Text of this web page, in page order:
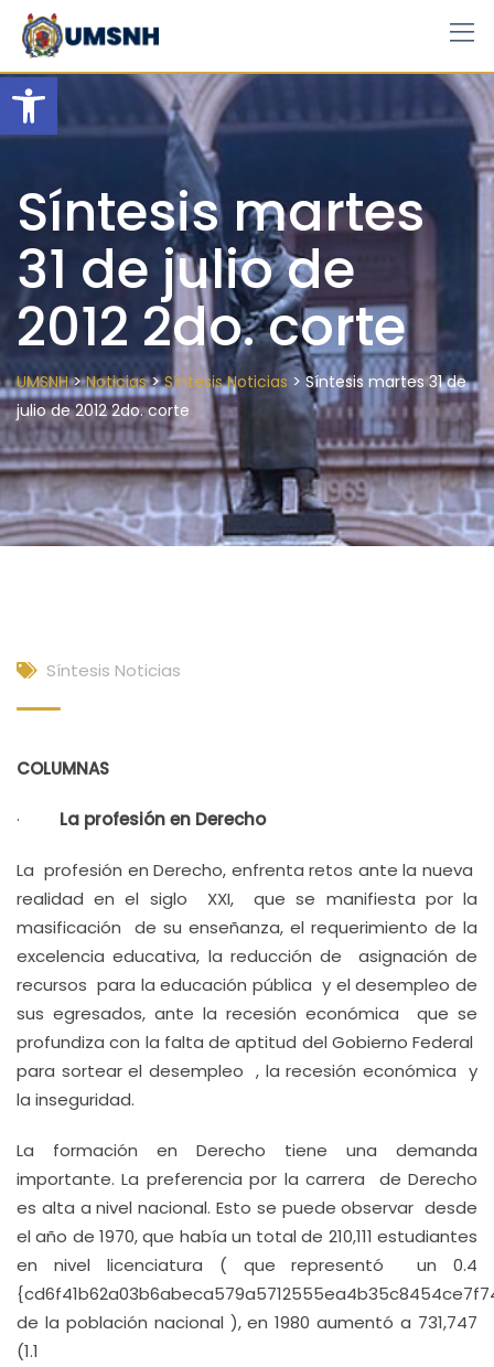
Open toolbar
Skip
content
Síntesis martes
31 de julio de
2012 2do. corte
UMSNH>Noticias>Síntesis Noticias >Síntesis martes 31 de
julio de 2012 2do. corte
Síntesis Noticias
COLUMNAS
· La profesión en Derecho
La profesión en Derecho, enfrenta retos ante la nueva
realidad en el siglo XXI, que se manifiesta por la
masificación de su enseñanza, el requerimiento de la
excelencia educativa, la reducción de asignación de
recursos para la educación pública y el desempleo de
sus egresados, ante la recesión económica que se
profundiza con la falta de aptitud del Gobierno Federal
para sortear el desempleo , la recesión económica y
la inseguridad.
La formación en Derecho tiene una demanda
importante. La preferencia por la carrera de Derecho
es alta a nivel nacional. Esto se puede observar desde
el año de 1970, que había un total de 210,111 estudiantes
en nivel licenciatura ( que representó un 0.4
de la población nacional ), en 1980 aumentó a 731,747
(1.1